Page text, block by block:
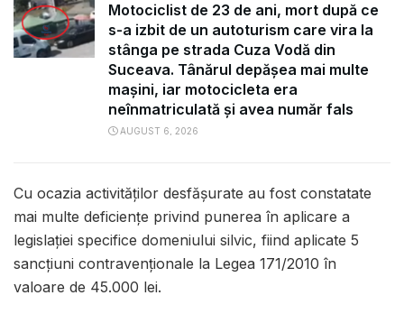
Motociclist de 23 de ani, mort după ce
s-a izbit de un autoturism care vira la
stânga pe strada Cuza Vodă din
Suceava. Tânărul depășea mai multe
mașini, iar motocicleta era
neînmatriculată și avea număr fals
AUGUST 6, 2026
Cu ocazia activităților desfășurate au fost constatate
mai multe deficiențe privind punerea în aplicare a
legislației specifice domeniului silvic, fiind aplicate 5
sancțiuni contravenționale la Legea 171/2010 în
valoare de 45.000 lei.